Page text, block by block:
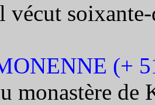
(+
monastère